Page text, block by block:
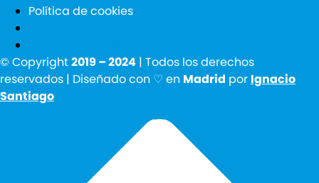
Política de cookies
© Copyright2019 – 2024 | Todos los derechos
reservados | Diseñado con ♡ en Madrid por Ignacio
Santiago